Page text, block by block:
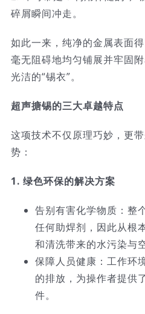
碎屑瞬间冲走。
如此一来，纯净的金属表面
毫无阻碍地均匀铺展并牢固
光洁的“锡衣”。
超声搪锡的三大卓越特点
这项技术不仅原理巧妙，更
势：
1. 绿色环保的解决方案
告别有害化学物质：整
任何助焊剂，因此从根
和清洗带来的水污染与
保障人员健康：工作环
的排放，为操作者提供
件。